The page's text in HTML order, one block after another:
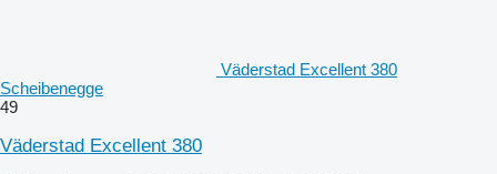
Väderstad Excellent 380
Scheibenegge
49
Väderstad Excellent 380